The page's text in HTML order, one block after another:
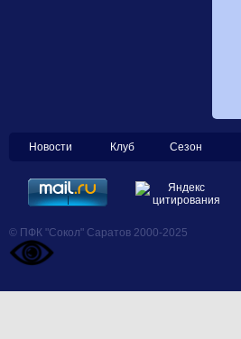
Новости Клуб Сезон
© ПФК "Сокол" Саратов 2000-2025